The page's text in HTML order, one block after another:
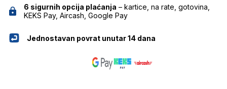
6 sigurnih opcija plaćanja – kartice, na rate, gotovina,
KEKS Pay, Aircash, Google Pay
Jednostavan povrat unutar 14 dana